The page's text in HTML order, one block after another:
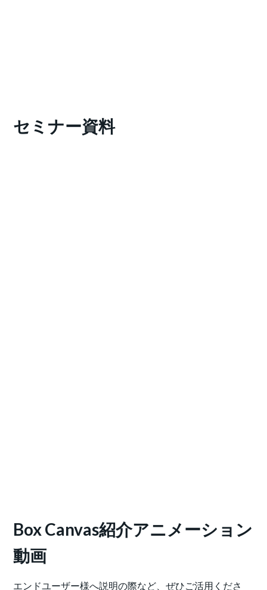
セミナー資料
Box Canvas紹介アニメーション
動画
エンドユーザー様へ説明の際など、ぜひご活用くださ